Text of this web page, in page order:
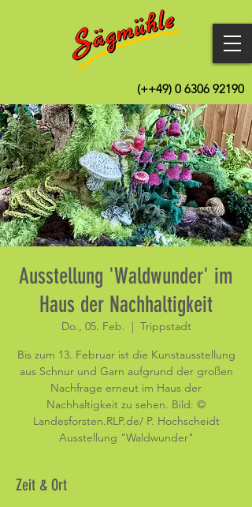
(++49) 0 6306 92190
Ausstellung 'Waldwunder' im
Haus der Nachhaltigkeit
Do., 05. Feb.
  |
Trippstadt
Bis zum 13. Februar ist die Kunstausstellung
aus Schnur und Garn aufgrund der großen
Nachfrage erneut im Haus der
Nachhaltigkeit zu sehen. Bild: ©
Landesforsten.RLP.de/ P. Hochscheidt
Ausstellung "Waldwunder"
Zeit & Ort